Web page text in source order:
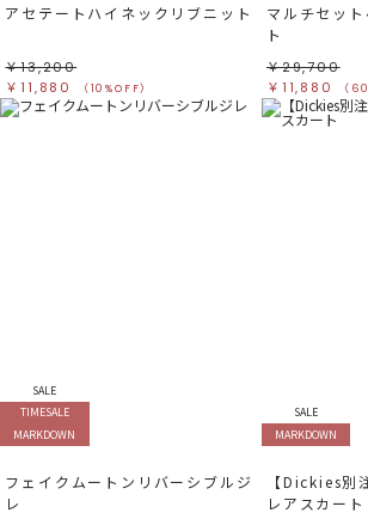
アセテートハイネックリブニット
￥13,200
￥11,880
（10%OFF）
マルチセッ
ト
￥29,700
￥11,880
（
SALE
TIMESALE
MARKDOWN
フェイクムートンリバーシブルジ
レ
SALE
MARKDOWN
【Dickies別
レアスカート